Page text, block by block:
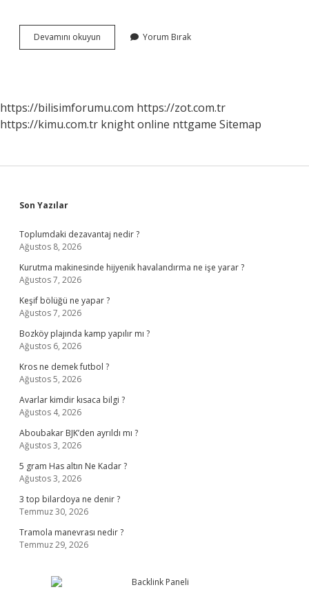
Devamını okuyun Karyokinez
Ne
Yorum Bırak
https://bilisimforumu.com https://zot.com.tr
https://kimu.com.tr knight online nttgame Sitemap
Sidebar
Son Yazılar
Toplumdaki dezavantaj nedir ?
Ağustos 8, 2026
Kurutma makinesinde hijyenik havalandırma ne işe yarar ?
Ağustos 7, 2026
Keşif bölüğü ne yapar ?
Ağustos 7, 2026
Bozköy plajında kamp yapılır mı ?
Ağustos 6, 2026
Kros ne demek futbol ?
Ağustos 5, 2026
Avarlar kimdir kısaca bilgi ?
Ağustos 4, 2026
Aboubakar BJK’den ayrıldı mı ?
Ağustos 3, 2026
5 gram Has altın Ne Kadar ?
Ağustos 3, 2026
3 top bilardoya ne denir ?
Temmuz 30, 2026
Tramola manevrası nedir ?
Temmuz 29, 2026